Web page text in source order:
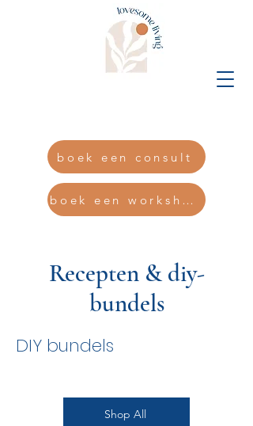
Eline@lovesomedesigns.b
e
boek een workshop
boek een consult
Recepten & diy-
bundels
DIY bundels
Shop All